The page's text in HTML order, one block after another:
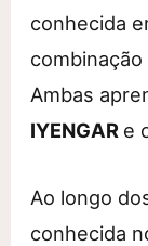
conhecida
combinação
Ambas
IYENGAR e
Ao longo
conhecida